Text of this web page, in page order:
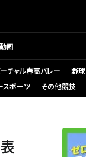
画
チャル春高バレー 野球
スポーツ その他競技